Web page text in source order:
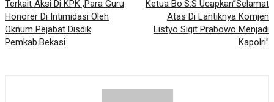
Terkait Aksi Di KPK ,Para Guru
Honorer Di Intimidasi Oleh
Oknum Pejabat Disdik
Pemkab.Bekasi
Ketua Bo.S.S Ucapkan”Selamat
Atas Di Lantiknya Komjen
Listyo Sigit Prabowo Menjadi
Kapolri”